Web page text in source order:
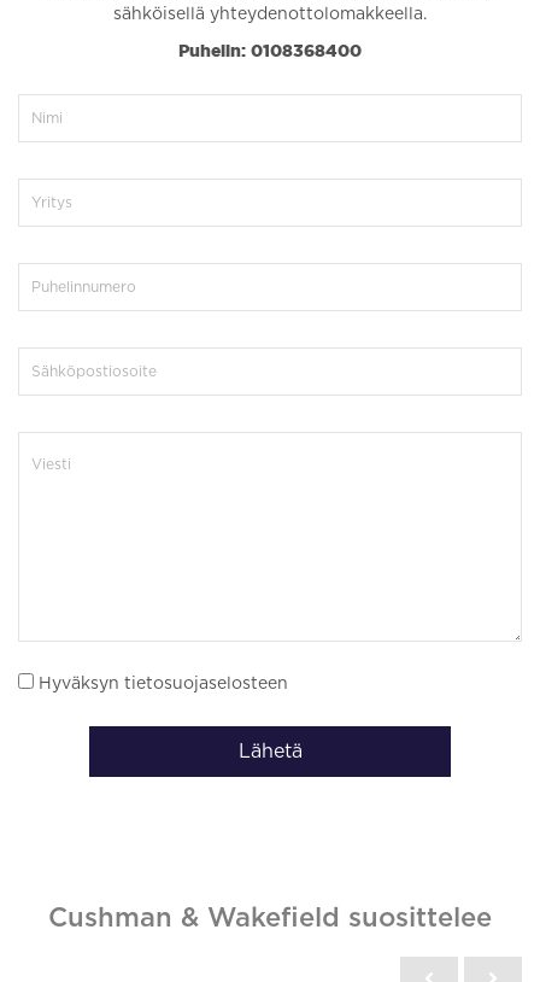
sähköisellä yhteydenottolomakkeella.
Puhelin: 0108368400
Hyväksyn tietosuojaselosteen
Lähetä
Cushman & Wakefield suosittelee